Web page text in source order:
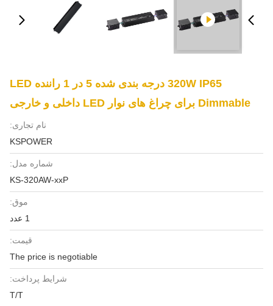
320W IP65 درجه بندی شده 5 در 1 راننده LED
Dimmable برای چراغ های نوار LED داخلی و خارجی
نام تجاری:
KSPOWER
شماره مدل:
KS-320AW-xxP
موق:
1 عدد
قیمت:
The price is negotiable
شرایط پرداخت:
T/T